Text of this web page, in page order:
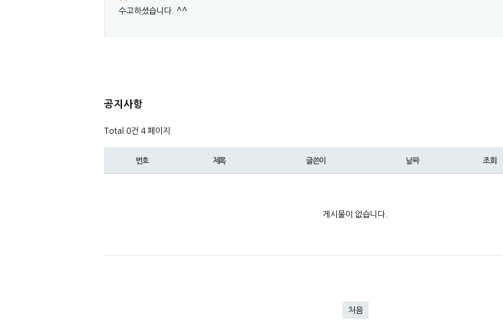
수고하셨습니다. ^^
공지사항
Total 0건 4 페이지
번호 제목 글쓴이 날짜 조회
게시물이 없습니다.
처음